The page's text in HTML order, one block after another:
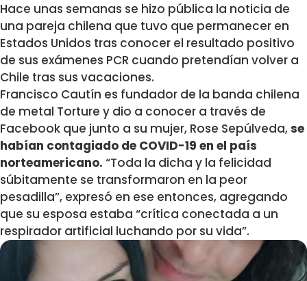
Hace unas semanas se hizo pública la noticia de
una pareja chilena que tuvo que permanecer en
Estados Unidos tras conocer el resultado positivo
de sus exámenes PCR cuando pretendían volver a
Chile tras sus vacaciones.
Francisco Cautín es fundador de la banda chilena
de metal Torture y dio a conocer a través de
Facebook que junto a su mujer, Rose Sepúlveda,se
habían contagiado de COVID-19 en el país
norteamericano. “Toda la dicha y la felicidad
súbitamente se transformaron en la peor
pesadilla”, expresó en ese entonces, agregando
que su esposa estaba “crítica conectada a un
respirador artificial luchando por su vida”.